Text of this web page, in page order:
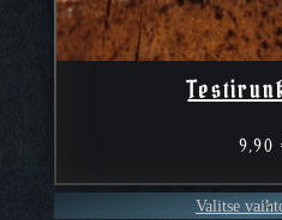
9,90
Valitse